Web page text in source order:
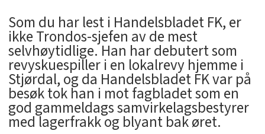
Som du har lest i Handelsbladet FK, er
ikke Trondos-sjefen av de mest
selvhøytidlige. Han har debutert som
revyskuespiller i en lokalrevy hjemme i
Stjørdal, og da Handelsbladet FK var på
besøk tok han i mot fagbladet som en
god gammeldags samvirkelagsbestyrer
med lagerfrakk og blyant bak øret.